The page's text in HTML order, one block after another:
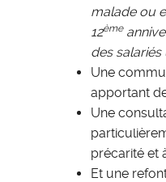
malade ou
12ème
des
Une
apportant
Une
précarité et
Et une